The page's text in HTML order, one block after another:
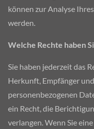
können zur Analyse
werden.
Welche Rechte haben
Sie haben jederzeit das
Herkunft, Empfänger
personenbezogenen
ein Recht, die
verlangen. Wenn Sie